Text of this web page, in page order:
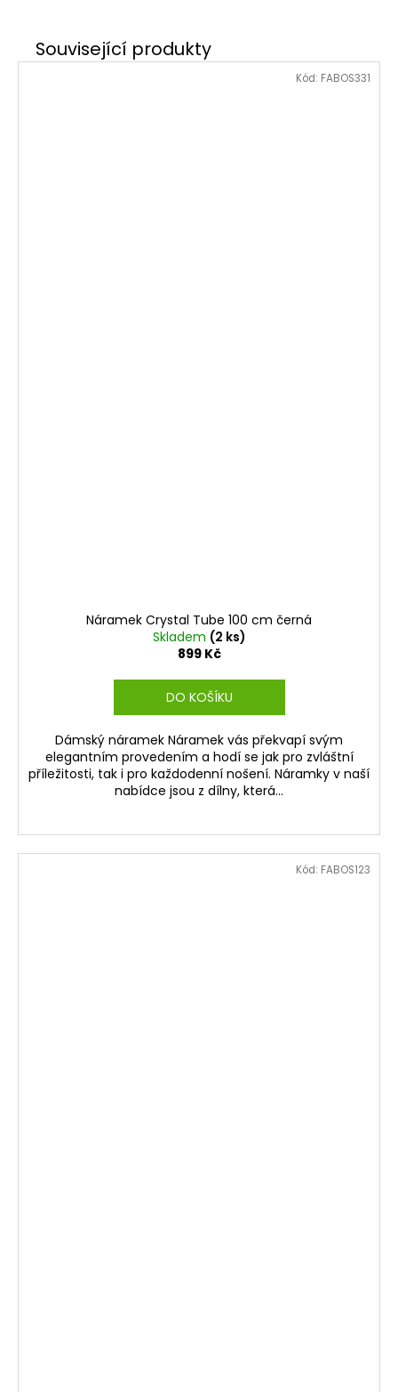
Náramek Crystal Tube 100 cm černá
Skladem (2 ks)
899 Kč
DO KOŠÍKU
Dámský náramek Náramek vás překvapí svým
elegantním provedením a hodí se jak pro zvláštní
příležitosti, tak i pro každodenní nošení. Náramky v naší
nabídce jsou z dílny, která...
Kód: FABOS331
Kód: FABOS123